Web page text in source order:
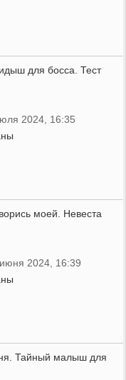
для босса. Тест
2024, 16:35
моей. Невеста
2024, 16:39
Тайный малыш для